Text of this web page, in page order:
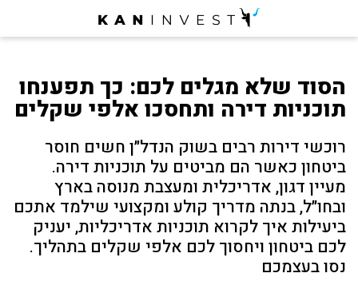
הסוד שלא מגלים לכם: כך תפענחו
תוכניות דירה ותחסכו אלפי שקלים
רוכשי דירות רבים בשוק הנדל״ן חשים חוסר
ביטחון כאשר הם מביטים על תוכניות דירה.
מעיין דגון, אדריכלית ומעצבת מנוסה בארץ
ובחו״ל, בנתה מדריך קולע ומקצועי שילמד אתכם
ביעילות איך לקרוא תוכניות אדריכליות, יעניק
לכם ביטחון ויחסוך לכם אלפי שקלים בתהליך.
נסו בעצמכם